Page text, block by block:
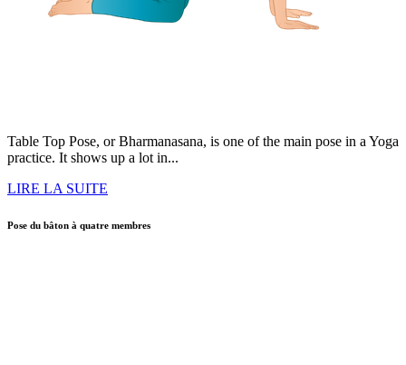
Table Top Pose, or Bharmanasana, is one of the main pose in a Yoga
practice. It shows up a lot in...
LIRE LA SUITE
Pose du bâton à quatre membres